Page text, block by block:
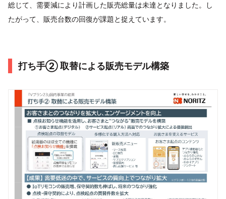
総じて、需要減により計画した販売総量は未達となりました。し
たがって、販売台数の回復が課題と捉えています。
打ち手② 取替による販売モデル構築